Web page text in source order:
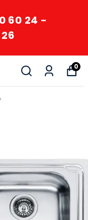
60 24 -
0